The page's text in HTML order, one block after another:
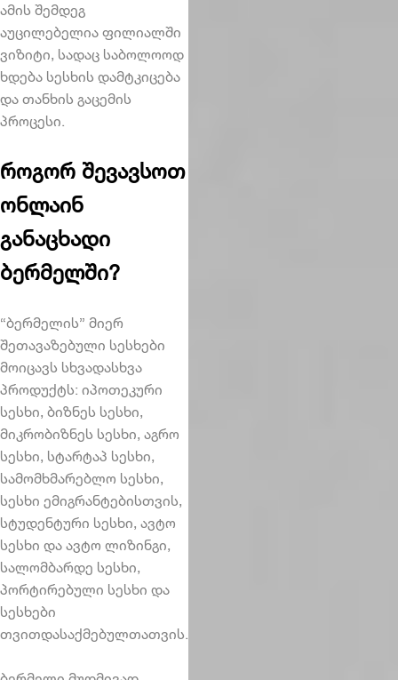
ამის შემდეგ
აუცილებელია ფილიალში
ვიზიტი, სადაც საბოლოოდ
ხდება სესხის დამტკიცება
და თანხის გაცემის
პროცესი.
როგორ შევავსოთ
ონლაინ
განაცხადი
ბერმელში?
“ბერმელის” მიერ
შეთავაზებული სესხები
მოიცავს სხვადასხვა
პროდუქტს: იპოთეკური
სესხი, ბიზნეს სესხი,
მიკრობიზნეს სესხი, აგრო
სესხი, სტარტაპ სესხი,
სამომხმარებლო სესხი,
სესხი ემიგრანტებისთვის,
სტუდენტური სესხი, ავტო
სესხი და ავტო ლიზინგი,
სალომბარდე სესხი,
პორტირებული სესხი და
სესხები
თვითდასაქმებულთათვის.